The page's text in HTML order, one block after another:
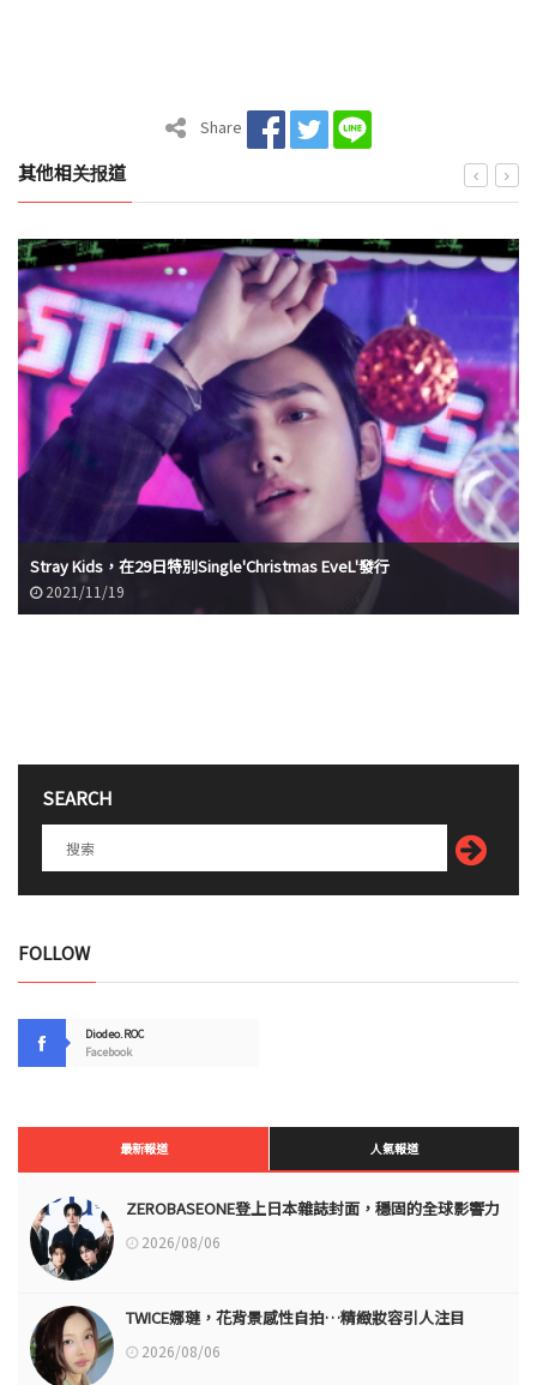
Share
其他相关报道
Stray Kids，在29日特別Single'Christmas EveL'發行
2021/11/19
SEARCH
FOLLOW
Diodeo.ROC
Facebook
最新報道 人氣報道
ZEROBASEONE登上日本雜誌封面，穩固的全球影響力
2026/08/06
TWICE娜璉，花背景感性自拍…精緻妝容引人注目
2026/08/06